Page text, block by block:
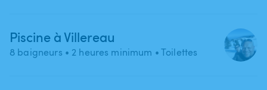
Piscine à Villereau
8 baigneurs • 2 heures minimum • Toilettes